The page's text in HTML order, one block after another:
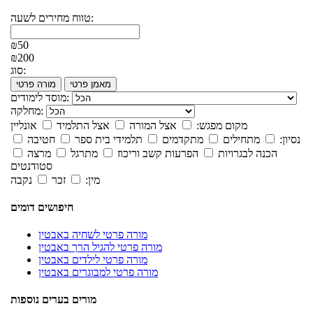
טווח מחירים לשעה:
₪50
₪200
סוג:
מורה פרטי מאמן פרטי
מוסד לימודים:
מחלקה:
מקום מפגש:
אצל המורה אצל התלמיד
אונליין
נסיון:
מתחילים מתקדמים תלמידי בית ספר
חטיבה
הכנה לבגרויות
הפרעות קשב וריכוז מתרגל
מרצה
סטודנטים
מין:
זכר נקבה
חיפושים דומים
מורה פרטי לשחיה באבטין
מורה פרטי להגיל הרך באבטין
מורה פרטי לילדים באבטין
מורה פרטי למבוגרים באבטין
מורים בערים נוספות